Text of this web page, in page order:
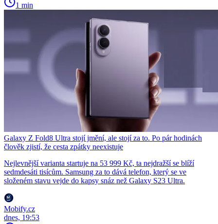
1 min
Galaxy Z Fold8 Ultra stojí jmění, ale stojí za to. Po pár hodinách
člověk zjistí, že cesta zpátky neexistuje
Nejlevnější varianta startuje na 53 999 Kč, ta nejdražší se blíží
sedmdesáti tisícům. Samsung za to dává telefon, který se ve
složeném stavu vejde do kapsy snáz než Galaxy S23 Ultra.
Mobify.cz
dnes, 19:53